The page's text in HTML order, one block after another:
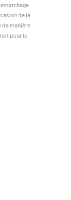
de la
de manière
pour le